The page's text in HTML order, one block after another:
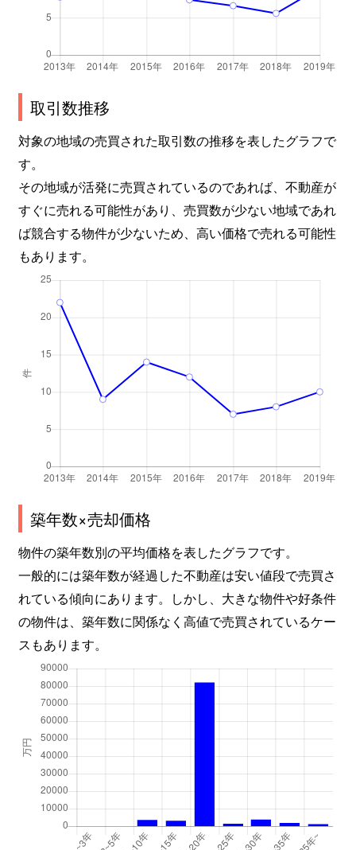
取引数推移
対象の地域の売買された取引数の推移を表したグラフで
す。
その地域が活発に売買されているのであれば、不動産が
すぐに売れる可能性があり、売買数が少ない地域であれ
ば競合する物件が少ないため、高い価格で売れる可能性
もあります。
築年数×売却価格
物件の築年数別の平均価格を表したグラフです。
一般的には築年数が経過した不動産は安い値段で売買さ
れている傾向にあります。しかし、大きな物件や好条件
の物件は、築年数に関係なく高値で売買されているケー
スもあります。